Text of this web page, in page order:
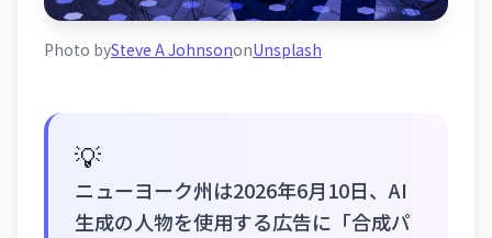
Photo bySteve A JohnsononUnsplash
💡
ニューヨーク州は2026年6月10日、AI
生成の人物を使用する広告に「合成パ